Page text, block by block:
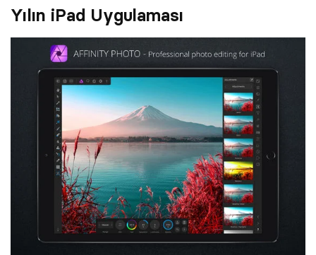
Yılın iPad Uygulaması